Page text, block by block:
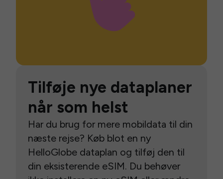
Tilføje nye dataplaner
når som helst
Har du brug for mere mobildata til din
næste rejse? Køb blot en ny
HelloGlobe dataplan og tilføj den til
din eksisterende eSIM. Du behøver